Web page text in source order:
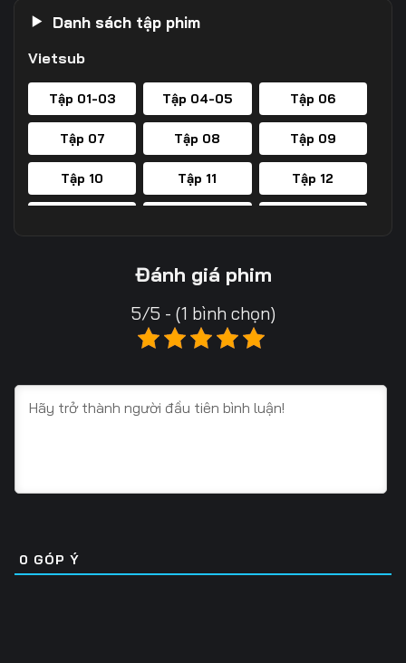
Danh sách tập phim
Vietsub
Tập 01-03 Tập 04-05 Tập 06
Tập 07 Tập 08 Tập 09
Tập 10 Tập 11 Tập 12
Tập 23
Tập 28 Tập 29
Tập 34 Tập 35 Tập 36
Tập 40 Tập 41 Tập 42
Đánh giá phim
5/5 - (1 bình chọn)
0 GÓP Ý